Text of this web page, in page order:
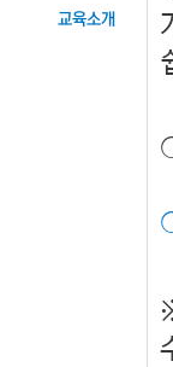
교육소개